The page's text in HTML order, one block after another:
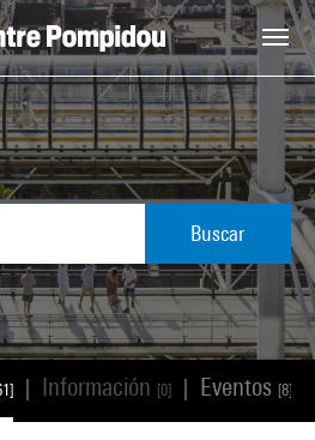
Buscar
Información [0] Eventos [8]